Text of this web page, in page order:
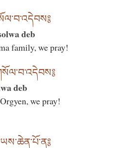
deb
family, we pray!
deb
we pray!